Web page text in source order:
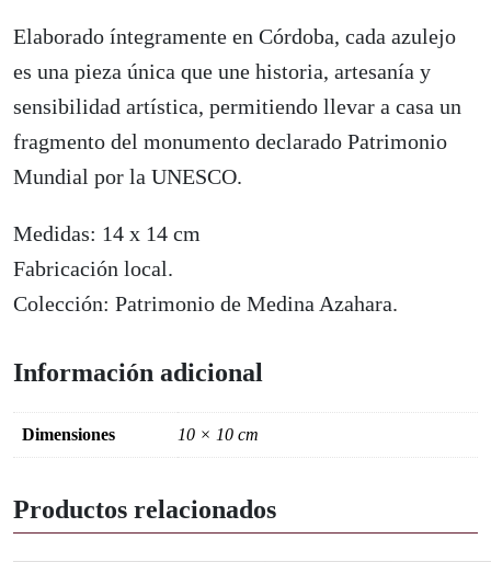
Elaborado íntegramente en Córdoba, cada azulejo
es una pieza única que une historia, artesanía y
sensibilidad artística, permitiendo llevar a casa un
fragmento del monumento declarado Patrimonio
Mundial por la UNESCO.
Medidas: 14 x 14 cm
Fabricación local.
Colección: Patrimonio de Medina Azahara.
Información adicional
Dimensiones 10 × 10 cm
Productos relacionados